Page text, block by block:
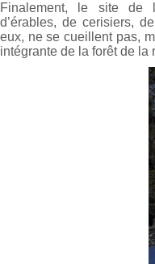
Finalement, le site de
d’érables, de cerisiers,
eux, ne se cueillent pas,
intégrante de la forêt de la